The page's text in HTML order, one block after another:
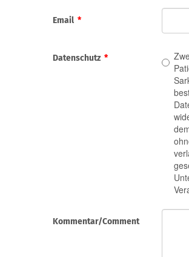
Email *
Datenschutz *
Kommentar/Comment